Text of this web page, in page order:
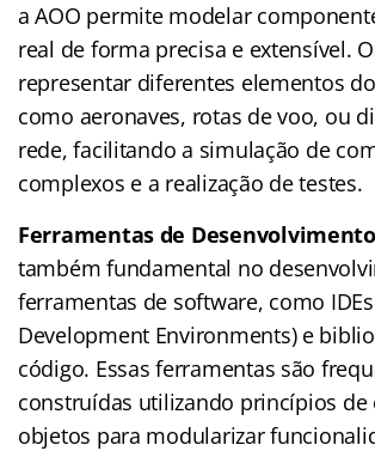
a AOO permite modelar
real de forma precisa e extensível.
representar diferentes elementos
como aeronaves, rotas de voo, ou
rede, facilitando a simulação de
complexos e a realização de testes.
Ferramentas de
também fundamental no
ferramentas de software, como
Development Environments) e
código. Essas ferramentas são
construídas utilizando princípios de
objetos para modularizar